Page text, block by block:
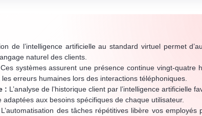
de l’intelligence artificielle au standard virtuel permet
naturel des clients.
Ces systèmes assurent une présence continue vingt-quatre
erreurs humaines lors des interactions téléphoniques.
: L’analyse de l’historique client par l’intelligence artificielle
aux besoins spécifiques de chaque utilisateur.
L’automatisation des tâches répétitives libère vos employés